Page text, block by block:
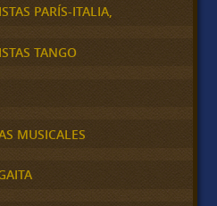
PARÍS-ITALIA,
TANGO
MUSICALES